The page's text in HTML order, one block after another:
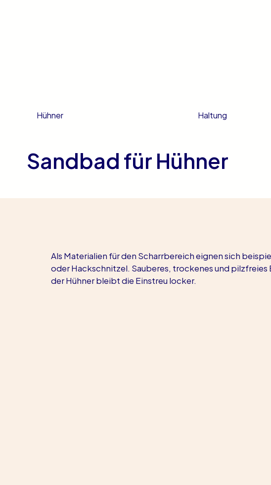
Hühner Haltung
Sandbad für Hühner
Als Materialien für den Scharrbereich eignen sich
oder Hackschnitzel. Sauberes, trockenes und
der Hühner bleibt die Einstreu locker.